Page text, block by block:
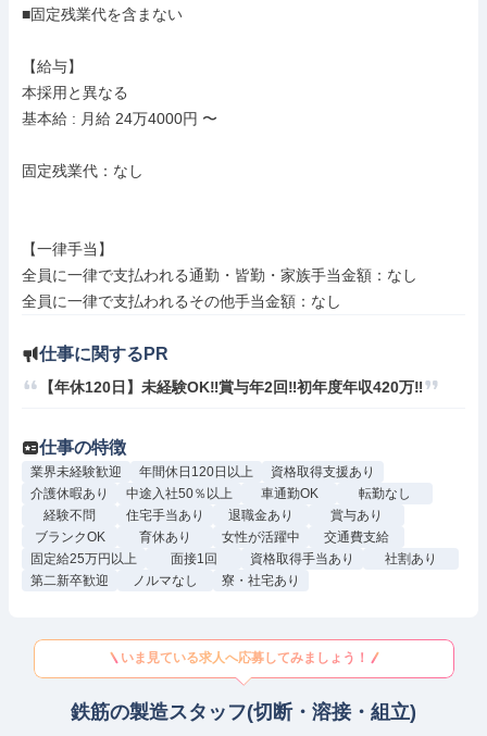
■固定残業代を含まない
【給与】
本採用と異なる
基本給 : 月給 24万4000円 〜
固定残業代：なし
【一律手当】
全員に一律で支払われる通勤・皆勤・家族手当金額：なし
仕事に関するPR
【年休120日】未経験OK‼賞与年2回‼初年度年収420万‼
仕事の特徴
業界未経験歓迎 年間休日120日以上
資格取得支援あり
介護休暇あり
中途入社50％以上 車通勤OK
転勤なし
経験不問
住宅手当あり 退職金あり
賞与あり
ブランクOK
育休あり 女性が活躍中
交通費支給
固定給25万円以上
面接1回 資格取得手当あり
社割あり
第二新卒歓迎
ノルマなし 寮・社宅あり
いま見ている求人へ応募してみましょう！
鉄筋の製造スタッフ(切断・溶接・組立)